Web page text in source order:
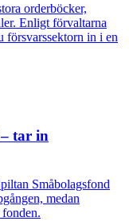
orderböcker,
Enligt förvaltarna
försvarssektorn in i en
tar in
Småbolagsfond
medan